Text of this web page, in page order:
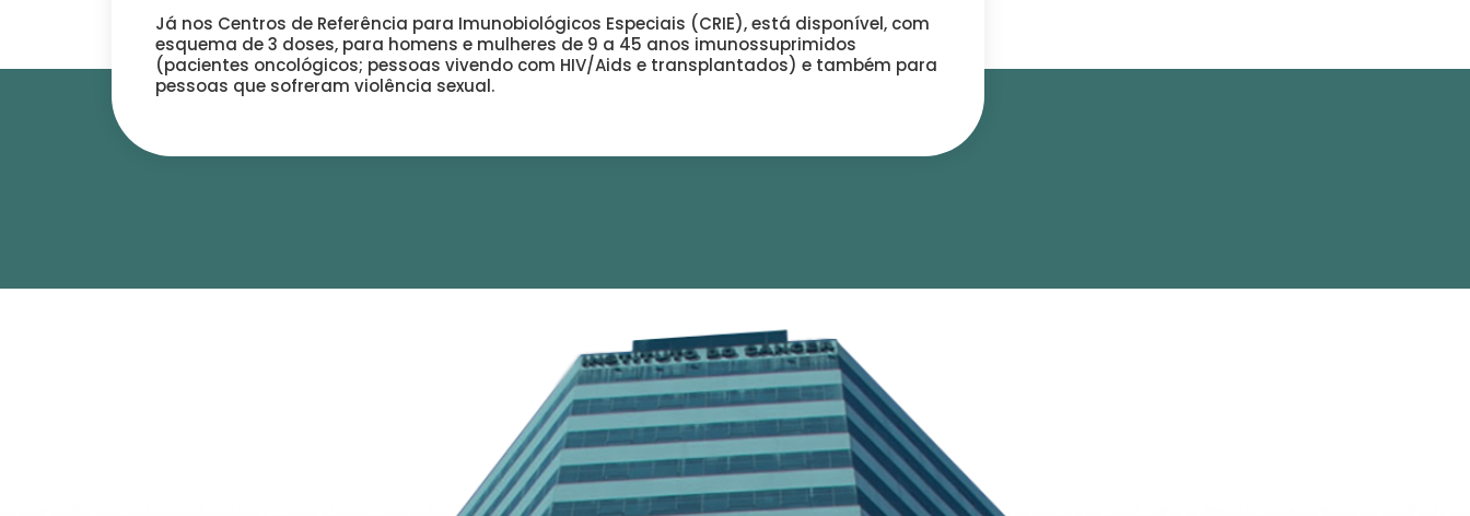
Já nos Centros de Referência para Imunobiológicos Especiais (CRIE), está disponível, com
esquema de 3 doses, para homens e mulheres de 9 a 45 anos imunossuprimidos
(pacientes oncológicos; pessoas vivendo com HIV/Aids e transplantados) e também para
pessoas que sofreram violência sexual.